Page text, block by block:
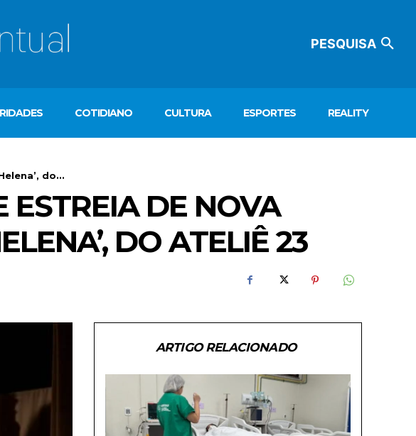
PESQUISA
COTIDIANO CULTURA ESPORTES REALITY
do...
ESTREIA DE NOVA
DO ATELIÊ 23
ARTIGO RELACIONADO